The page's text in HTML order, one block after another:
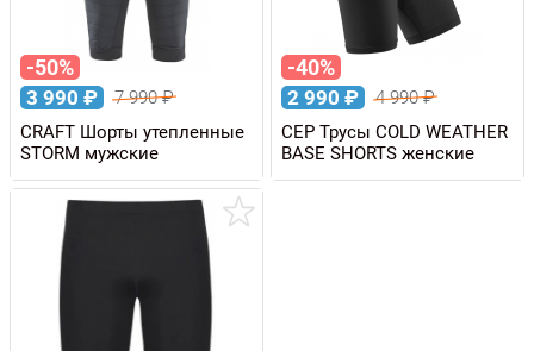
-50%
3 990 ₽ 7 990₽
CRAFT Шорты утепленные
STORM мужские
-40%
2 990 ₽ 4 990₽
CEP Трусы COLD WEATHER
BASE SHORTS женские